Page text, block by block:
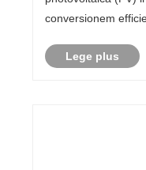
conversionem
diuturnum
Lege plus